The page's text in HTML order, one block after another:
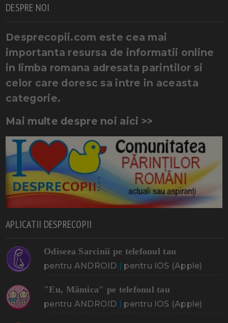
DESPRE NOI
Desprecopii.com este cea mai
importanta resursa de informatii online
in limba romana adresata parintilor si
celor care doresc sa intre in aceasta
categorie.
Mai multe despre noi aici >>
APLICATII DESPRECOPII
Odiseea Sarcinii pe telefonul tau
pentru ANDROID pentru IOS (Apple)
"Eu, Mămica" pe telefonul tau
pentru ANDROID pentru IOS (Apple)